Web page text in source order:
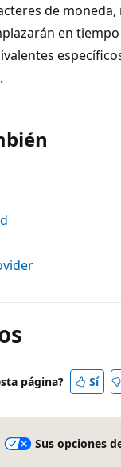
de
en
página? Sí
Sus opciones